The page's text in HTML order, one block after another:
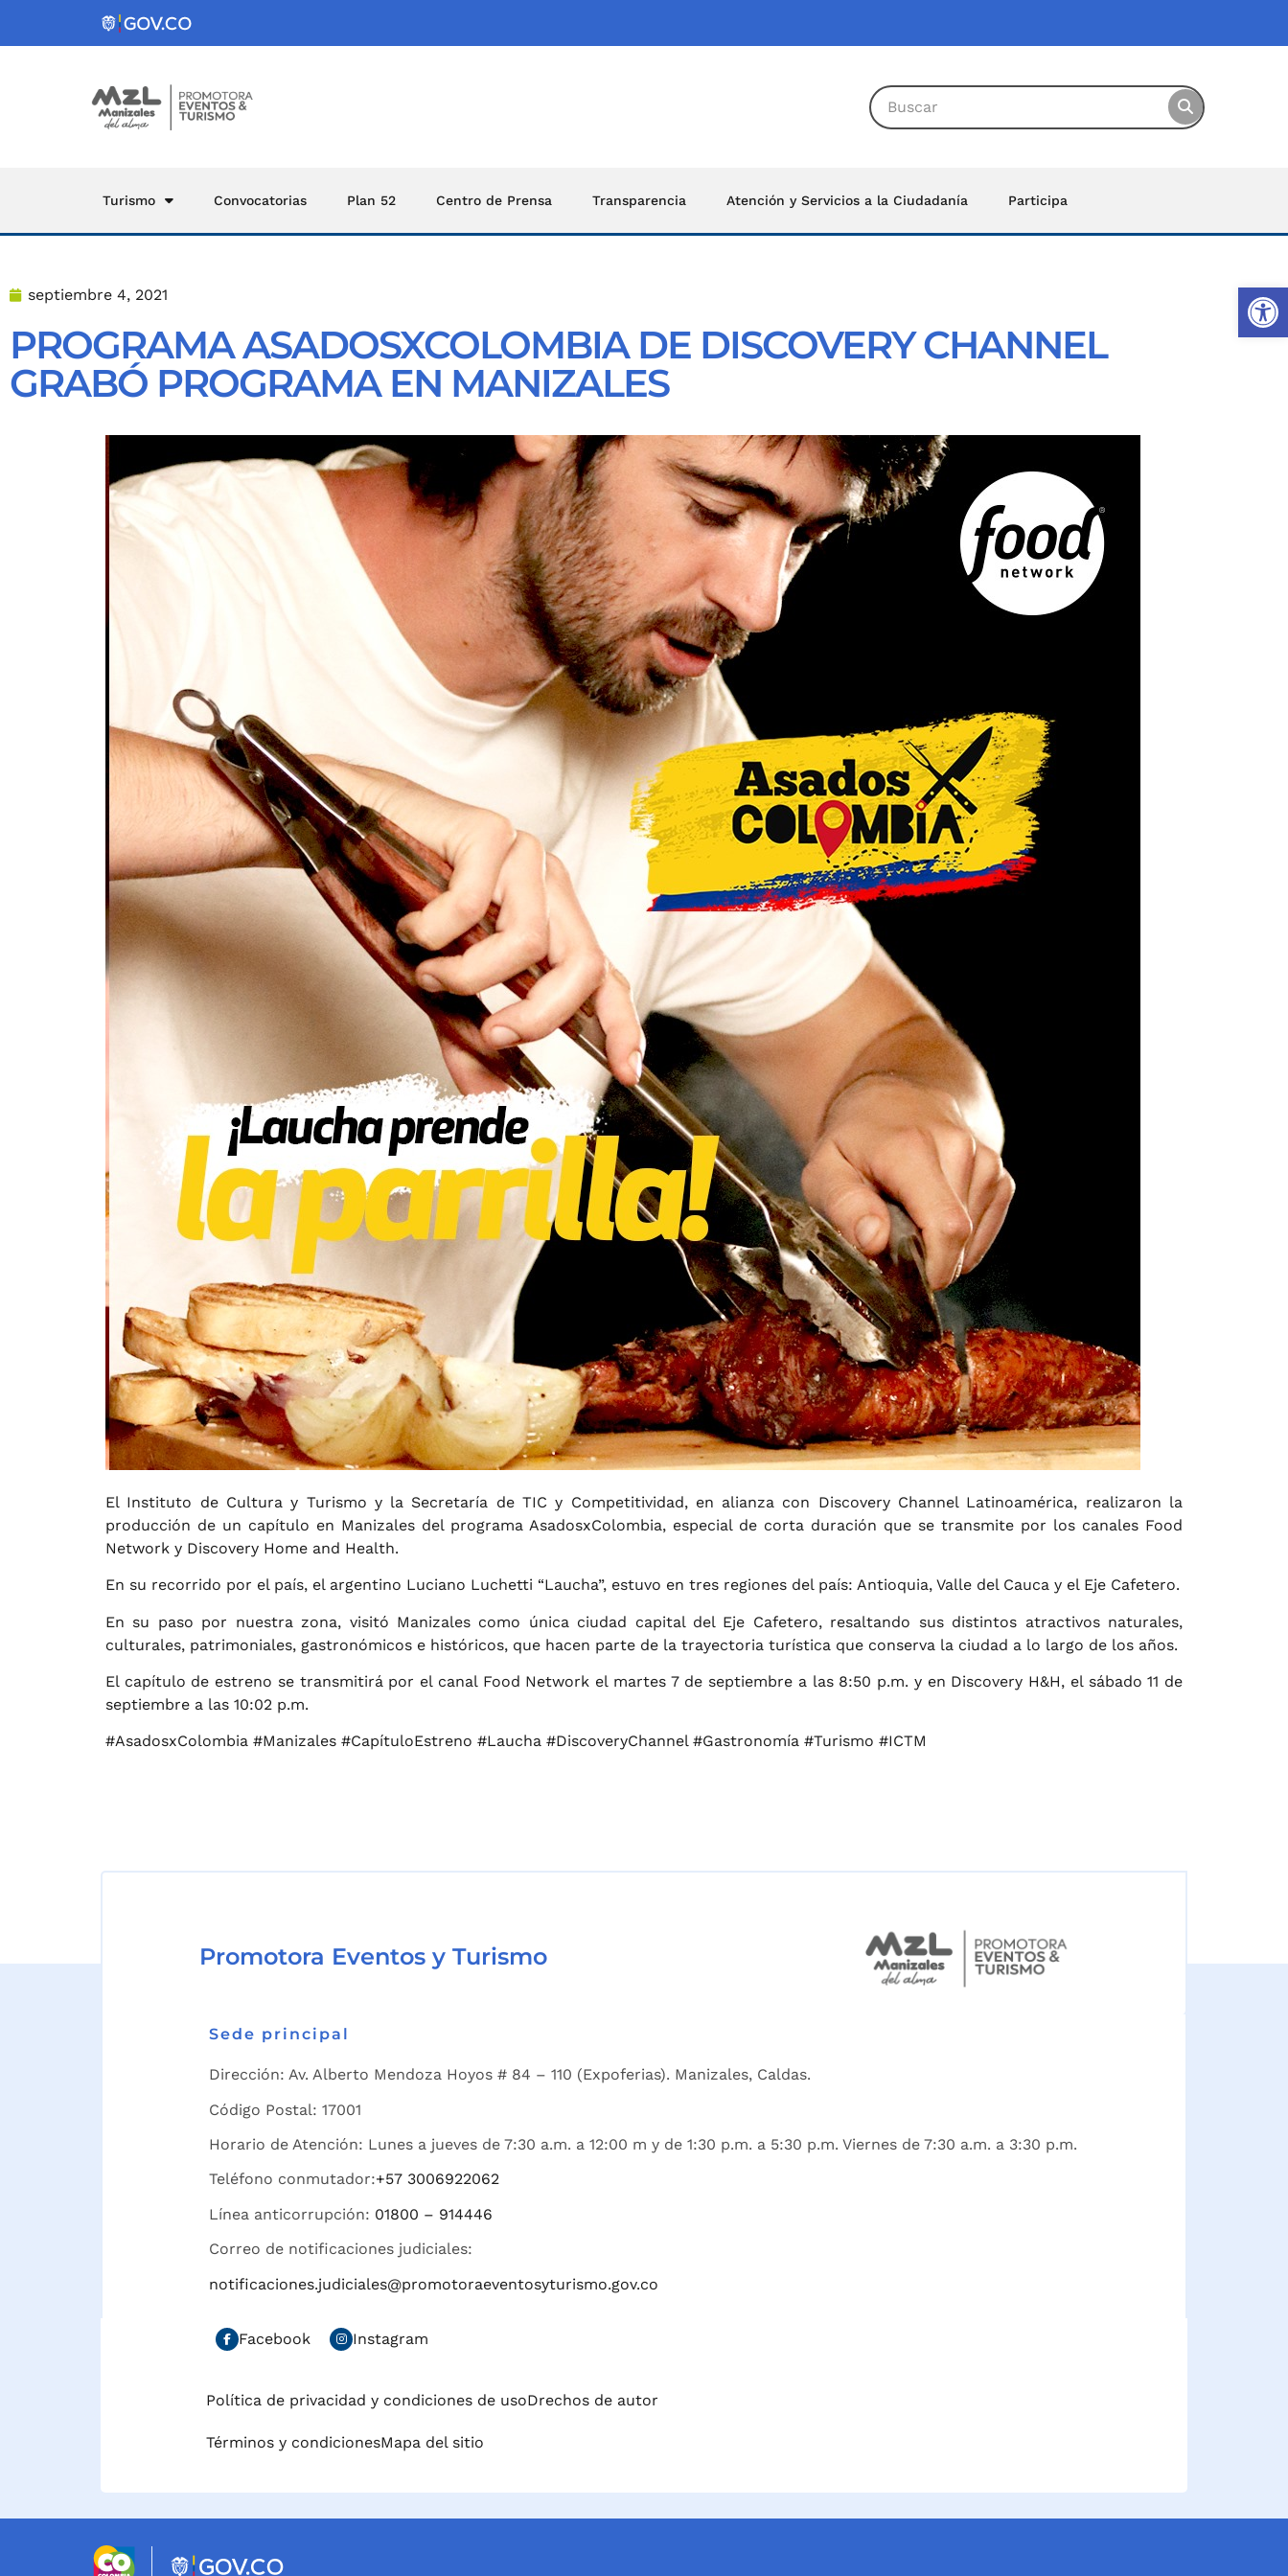
Turismo Convocatorias Plan 52 Centro de Prensa Transparencia Atención y Servicios a la Ciudadanía Participa
septiembre 4, 2021
PROGRAMA ASADOSXCOLOMBIA DE DISCOVERY CHANNEL
GRABÓ PROGRAMA EN MANIZALES
El Instituto de Cultura y Turismo y la Secretaría de TIC y Competitividad, en alianza con Discovery Channel Latinoamérica, realizaron la
producción de un capítulo en Manizales del programa AsadosxColombia, especial de corta duración que se transmite por los canales Food
Network y Discovery Home and Health.
En su recorrido por el país, el argentino Luciano Luchetti “Laucha”, estuvo en tres regiones del país: Antioquia, Valle del Cauca y el Eje Cafetero.
En su paso por nuestra zona, visitó Manizales como única ciudad capital del Eje Cafetero, resaltando sus distintos atractivos naturales,
culturales, patrimoniales, gastronómicos e históricos, que hacen parte de la trayectoria turística que conserva la ciudad a lo largo de los años.
El capítulo de estreno se transmitirá por el canal Food Network el martes 7 de septiembre a las 8:50 p.m. y en Discovery H&H, el sábado 11 de
septiembre a las 10:02 p.m.
#AsadosxColombia #Manizales #CapítuloEstreno #Laucha #DiscoveryChannel #Gastronomía #Turismo #ICTM
Promotora Eventos y Turismo
Sede principal
Dirección: Av. Alberto Mendoza Hoyos # 84 – 110 (Expoferias). Manizales, Caldas.
Código Postal: 17001
Horario de Atención: Lunes a jueves de 7:30 a.m. a 12:00 m y de 1:30 p.m. a 5:30 p.m. Viernes de 7:30 a.m. a 3:30 p.m.
Teléfono conmutador:+57 3006922062
Línea anticorrupción: 01800 – 914446
Correo de notificaciones judiciales:
notificaciones.judiciales@promotoraeventosyturismo.gov.co
Facebook Instagram
Política de privacidad y condiciones de usoDrechos de autor
Términos y condicionesMapa del sitio